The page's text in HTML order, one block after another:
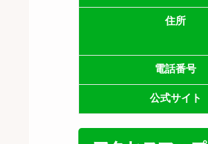
住所
電話番号
公式サイト